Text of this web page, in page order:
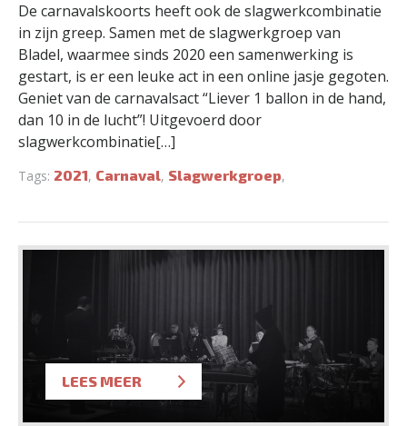
De carnavalskoorts heeft ook de slagwerkcombinatie
in zijn greep. Samen met de slagwerkgroep van
Bladel, waarmee sinds 2020 een samenwerking is
gestart, is er een leuke act in een online jasje gegoten.
Geniet van de carnavalsact “Liever 1 ballon in de hand,
dan 10 in de lucht”! Uitgevoerd door
slagwerkcombinatie[…]
Tags: 2021, Carnaval, Slagwerkgroep,
LEES MEER